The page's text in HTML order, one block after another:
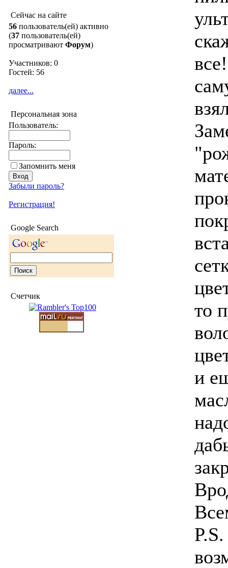
Сейчас на сайте
56 пользователь(ей) активно
(37 пользователь(ей)
просматривают Форум)
Участников: 0
Гостей: 56
далее...
Персональная зона
Пользователь:
Пароль:
Запомнить меня
Забыли пароль?
Регистрация!
Google Search
Счетчик
то
и